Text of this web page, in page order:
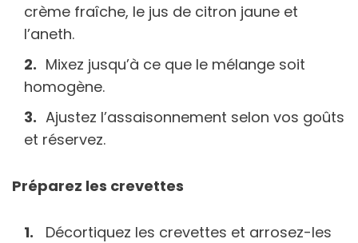
crème fraîche, le jus de citron jaune et
l’aneth.
Mixez jusqu’à ce que le mélange soit
homogène.
Ajustez l’assaisonnement selon vos goûts
et réservez.
Préparez les crevettes
Décortiquez les crevettes et arrosez-les